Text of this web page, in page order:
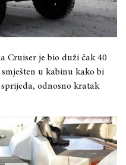
Cruiser je bio duži čak 40
u kabinu kako bi
odnosno kratak